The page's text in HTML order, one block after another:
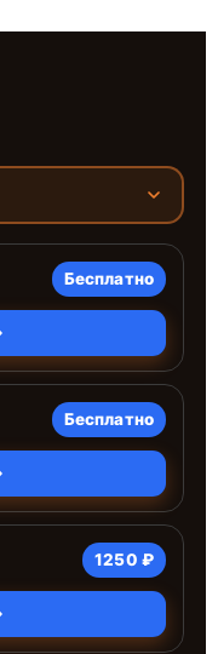
Бесплатно
Бесплатно
1250 ₽